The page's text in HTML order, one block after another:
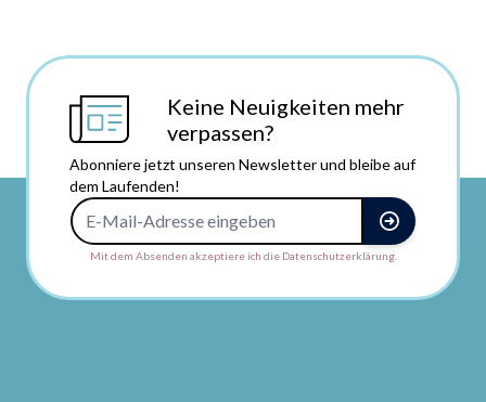
Keine Neuigkeiten mehr
verpassen?
Abonniere jetzt unseren Newsletter und bleibe auf
dem Laufenden!
Mit dem Absenden akzeptiere ich die Datenschutzerklärung.